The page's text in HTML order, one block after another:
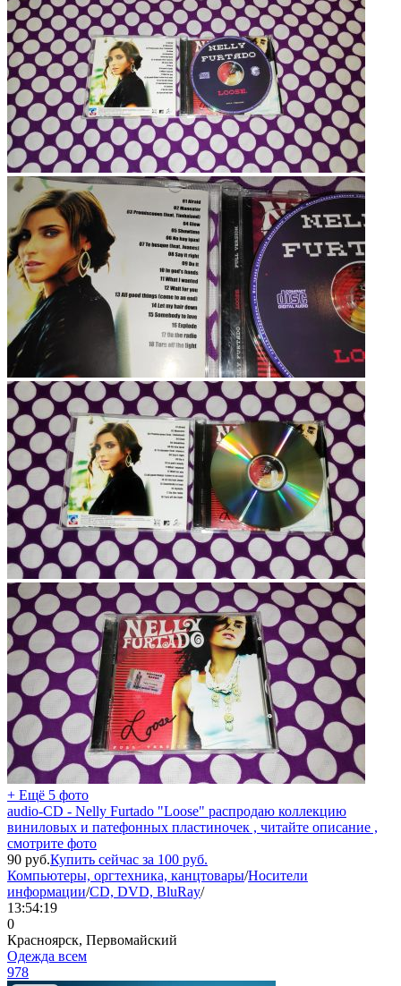
+ Ещё 5 фото
audio-CD - Nelly Furtado "Loose" распродаю коллекцию
виниловых и патефонных пластиночек , читайте описание ,
смотрите фото
90 руб.Купить сейчас за 100 руб.
Компьютеры, оргтехника, канцтовары/Носители
информации/CD, DVD, BluRay/
13:54:19
0
Красноярск, Первомайский
Одежда всем
978